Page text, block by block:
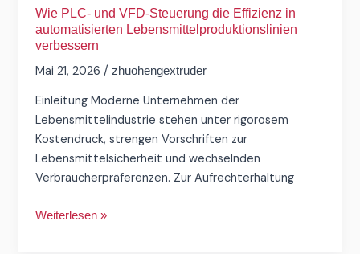
Wie PLC- und VFD-Steuerung die Effizienz in
automatisierten Lebensmittelproduktionslinien
verbessern
Mai 21, 2026/zhuohengextruder
Einleitung Moderne Unternehmen der
Lebensmittelindustrie stehen unter rigorosem
Kostendruck, strengen Vorschriften zur
Lebensmittelsicherheit und wechselnden
Verbraucherpräferenzen. Zur Aufrechterhaltung
verbessern
Weiterlesen »